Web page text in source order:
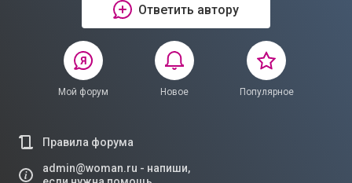
Ответить автору
Мой форум Новое Популярное
Правила форума
admin@woman.ru - напиши,